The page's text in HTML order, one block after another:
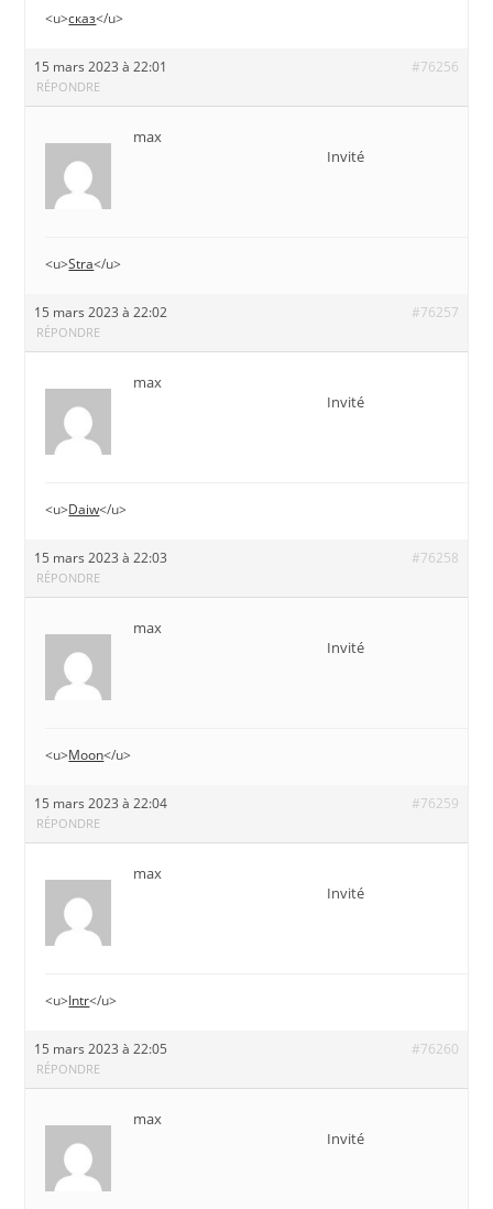
<u>сказ</u>
15 mars 2023 à 22:01 #76256
RÉPONDRE
max
Invité
<u>Stra</u>
15 mars 2023 à 22:02 #76257
RÉPONDRE
max
Invité
<u>Daiw</u>
15 mars 2023 à 22:03 #76258
RÉPONDRE
max
Invité
<u>Moon</u>
15 mars 2023 à 22:04 #76259
RÉPONDRE
max
Invité
<u>Intr</u>
15 mars 2023 à 22:05 #76260
RÉPONDRE
max
Invité